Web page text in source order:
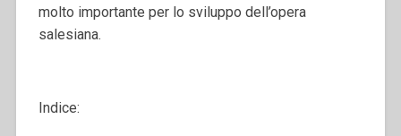
molto importante per lo sviluppo dell’opera
salesiana.
Indice: